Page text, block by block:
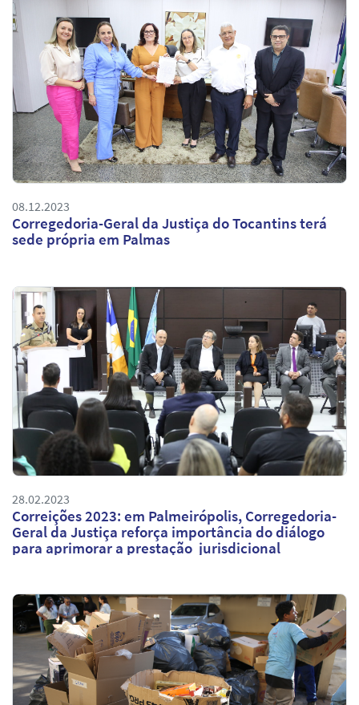
08.12.2023
Corregedoria-Geral da Justiça do Tocantins terá
sede própria em Palmas
28.02.2023
Correições 2023: em Palmeirópolis, Corregedoria-
Geral da Justiça reforça importância do diálogo
para aprimorar a prestação jurisdicional